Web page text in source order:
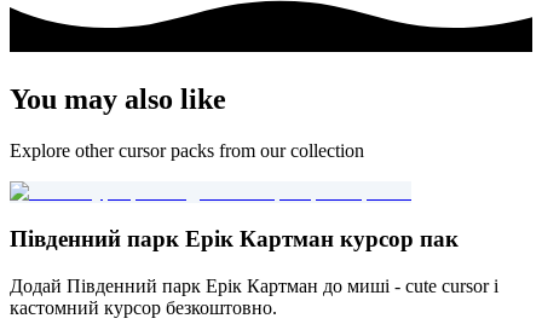
You may also like
Explore other cursor packs from our collection
Південний парк Ерік Картман курсор пак
Додай Південний парк Ерік Картман до миші - cute cursor і
кастомний курсор безкоштовно.